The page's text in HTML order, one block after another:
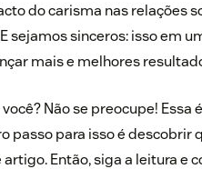
do carisma nas relações
sejamos sinceros: isso em
mais e melhores
Não se preocupe!
passo para isso é descobrir
Então, siga a leitura e